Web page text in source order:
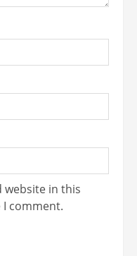
website in this
comment.